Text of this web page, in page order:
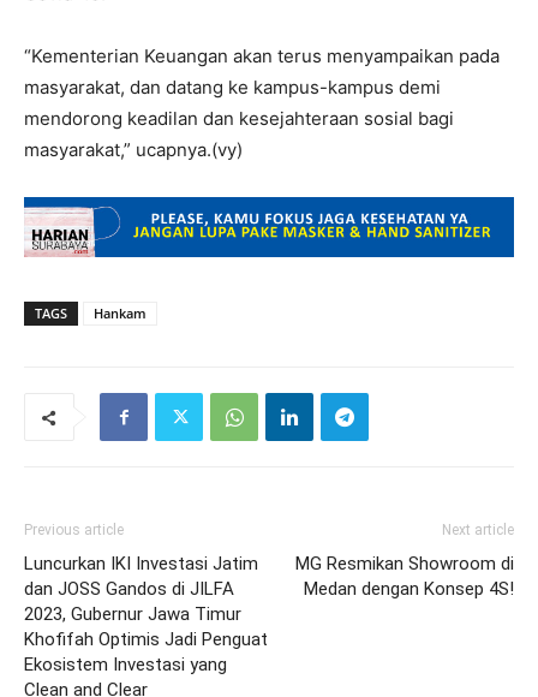
“Kementerian Keuangan akan terus menyampaikan pada
masyarakat, dan datang ke kampus-kampus demi
mendorong keadilan dan kesejahteraan sosial bagi
masyarakat,” ucapnya.(vy)
TAGS Hankam
Previous article
Luncurkan IKI Investasi Jatim
dan JOSS Gandos di JILFA
2023, Gubernur Jawa Timur
Khofifah Optimis Jadi Penguat
Ekosistem Investasi yang
Clean and Clear
Next article
MG Resmikan Showroom di
Medan dengan Konsep 4S!